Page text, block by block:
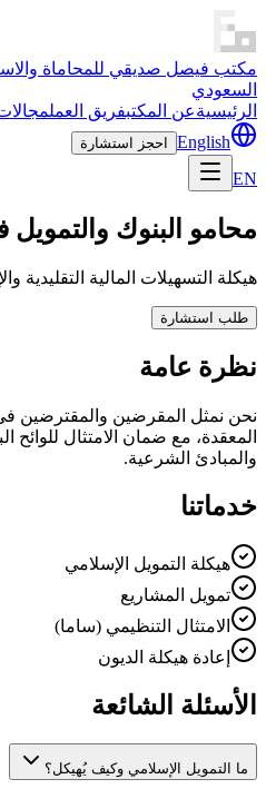
مكتب فيصل صديقي للمحاماة
السعودي
الرئيسيةعن المكتبفريق العمل
English
احجز استشارة
EN
محامو البنوك
هيكلة التسهيلات المالية التقليدية
طلب استشارة
نظرة عامة
نحن نمثل المقرضين والمقترضين في
المعقدة، مع ضمان الامتثال للوائح
والمبادئ الشرعية.
خدماتنا
هيكلة التمويل الإسلامي
تمويل المشاريع
الامتثال التنظيمي (ساما)
إعادة هيكلة الديون
الأسئلة الشائعة
ما التمويل الإسلامي وكيف يُهيكل؟